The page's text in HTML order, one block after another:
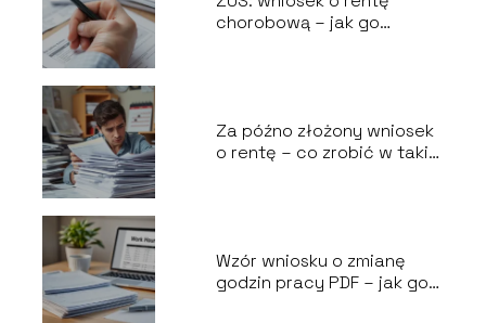
chorobową – jak go
Za późno złożony wniosek
o rentę – co zrobić w takiej
Wzór wniosku o zmianę
godzin pracy PDF – jak go